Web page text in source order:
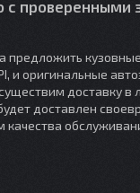
проверенными
предложить
FPI, и
доставку
доставлен
качества